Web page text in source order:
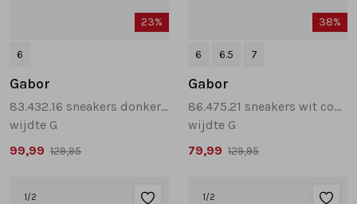
23%
6
Gabor
83.432.16 sneakers donkerblauw
wijdte G
99,99 129,95
38%
6 6.5 7
Gabor
86.475.21 sneakers wit combinatie
wijdte G
79,99 129,95
1 /2 1 /2